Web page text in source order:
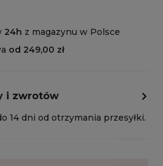
24h z magazynu w Polsce
od 249,00 zł
i zwrotów
14 dni od otrzymania przesyłki.